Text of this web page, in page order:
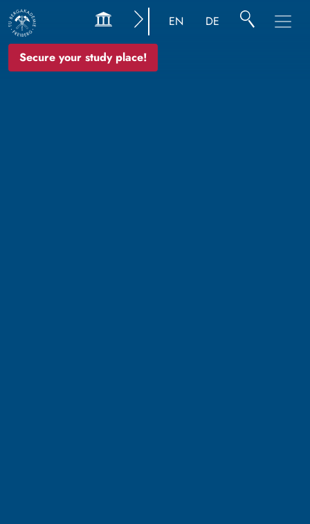
Secure your study place!
EN DE